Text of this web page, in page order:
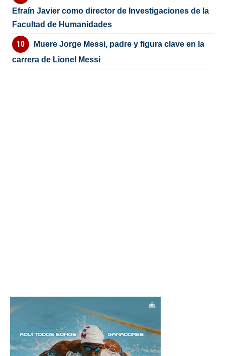
Efraín Javier como director de Investigaciones de la
Facultad de Humanidades
Muere Jorge Messi, padre y figura clave en la
carrera de Lionel Messi